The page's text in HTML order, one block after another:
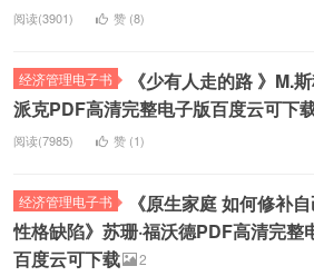
阅读(3901) 赞 (8)
经济管理电子书
《少有人走的路 》M.
派克PDF高清完整电子版百度云可下
阅读(7985) 赞 (1)
经济管理电子书
《原生家庭 如何修补
性格缺陷》苏珊·福沃德PDF高清完整
百度云可下载
2